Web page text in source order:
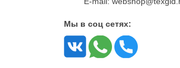
Мы в соц сетях: